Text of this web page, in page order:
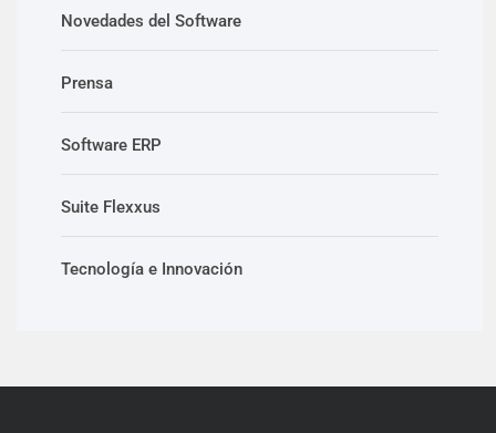
Novedades del Software
Prensa
Software ERP
Suite Flexxus
Tecnología e Innovación